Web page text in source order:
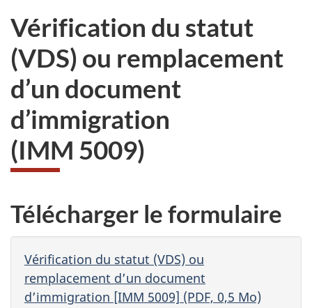
Vérification du statut
(VDS) ou remplacement
d’un document
d’immigration
(IMM 5009)
Télécharger le formulaire
Vérification du statut (VDS) ou
remplacement d’un document
d’immigration [IMM 5009] (PDF, 0,5 Mo)